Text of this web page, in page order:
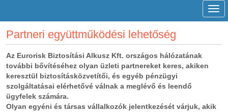
Partneri együttműködési lehetőség
Az Eurorisk Biztosítási Alkusz Kft. országos hálózatának
további bővítéséhez olyan üzleti partnereket keres, akiken
keresztül biztosításközvetítői, és egyéb pénzügyi
szolgáltatásai elérhetővé válnak a meglévő és leendő
ügyfelek számára.
Olyan egyéni és társas vállalkozók jelentkezését várjuk, akik